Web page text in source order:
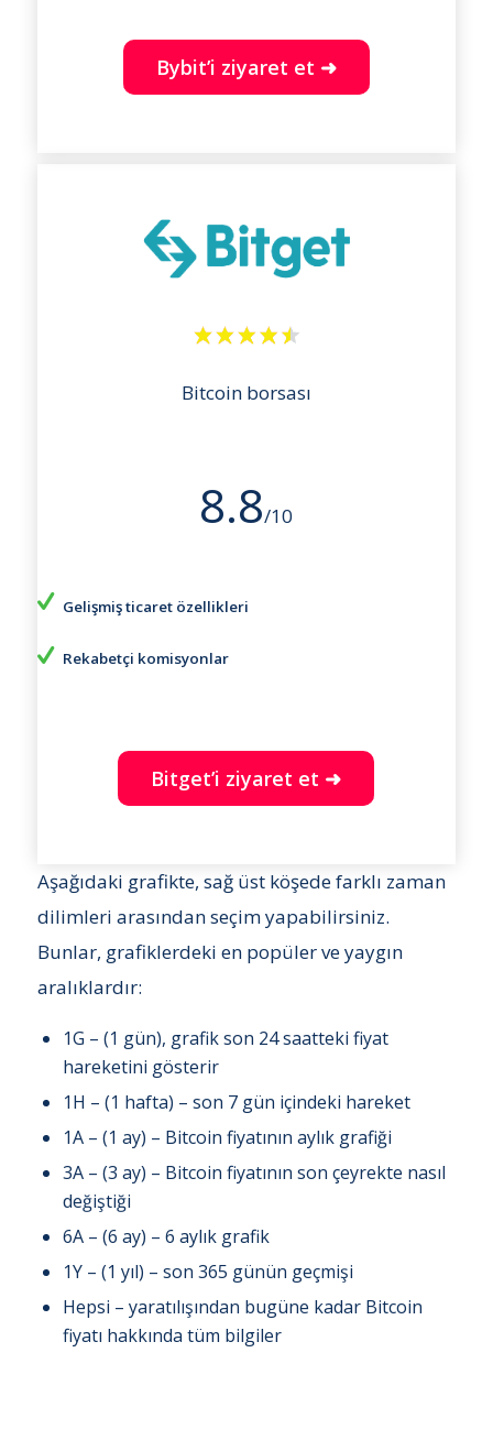
Bybit’i ziyaret et ➜
Bitcoin borsası
8.8/10
Gelişmiş ticaret özellikleri
Rekabetçi komisyonlar
Bitget’i ziyaret et ➜
Aşağıdaki grafikte, sağ üst köşede farklı zaman
dilimleri arasından seçim yapabilirsiniz.
Bunlar, grafiklerdeki en popüler ve yaygın
aralıklardır:
1G – (1 gün), grafik son 24 saatteki fiyat
hareketini gösterir
1H – (1 hafta) – son 7 gün içindeki hareket
1A – (1 ay) – Bitcoin fiyatının aylık grafiği
3A – (3 ay) – Bitcoin fiyatının son çeyrekte nasıl
değiştiği
6A – (6 ay) – 6 aylık grafik
1Y – (1 yıl) – son 365 günün geçmişi
Hepsi – yaratılışından bugüne kadar Bitcoin
fiyatı hakkında tüm bilgiler